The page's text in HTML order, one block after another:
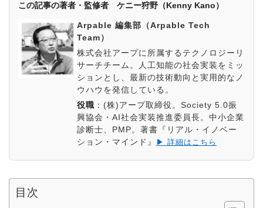
この記事の著者・監修者 ケニー狩野（Kenny Kano）
Arpable 編集部（Arpable Tech
Team）
株式会社アープに所属するテクノロジーリ
サーチチーム。人工知能の社会実装をミッ
ションとし、最新の技術動向と実用的なノ
ウハウを発信している。
役職 ： (株)アープ取締役。Society 5.0振
興協会・AI社会実装推進委員長。中小企業
診断士、PMP。著書『リアル・イノベー
ション・マインド』
▶ 詳細はこちら
目次